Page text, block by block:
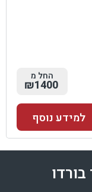
החל מ
₪1400
למידע נוסף